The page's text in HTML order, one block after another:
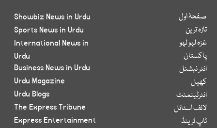
صفحۂ اول
تازہ ترین
غزہ لہو لہو
پاکستان
انٹر نیشنل
کھیل
انٹرٹینمنٹ
لائف اسٹائل
ٹاپ ٹرینڈ
Showbiz News in Urdu
Sports News in Urdu
International News in
Urdu
Business News in Urdu
Urdu Magazine
Urdu Blogs
The Express Tribune
Express Entertainment